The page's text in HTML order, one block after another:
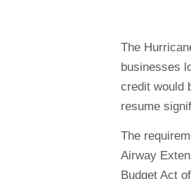
The
businesses
credit would
resume
The
Airway
Budget Act